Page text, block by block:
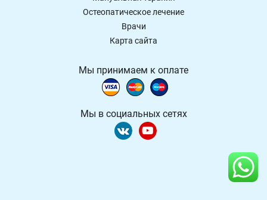
Остеопатическое лечение
Врачи
Карта сайта
Мы принимаем к оплате
Мы в социальных сетях